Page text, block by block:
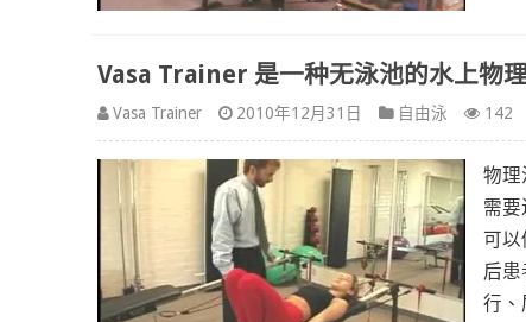
Vasa Trainer 是一种无泳池的水上物
Vasa Trainer 2010年12月31日 自由泳 142
物理
需
可以
后
行